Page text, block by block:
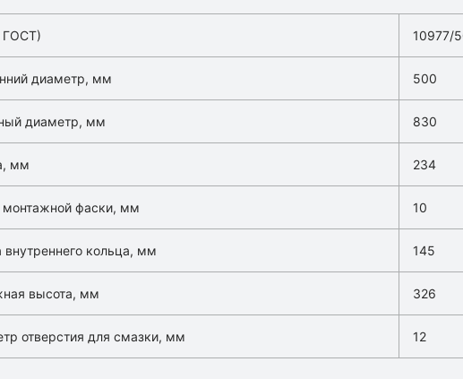
ГОСТ) 10977/
диаметр, мм 500
диаметр, мм 830
мм 234
фаски, мм 10
кольца, мм 145
высота, мм 326
отверстия для смазки, мм 12